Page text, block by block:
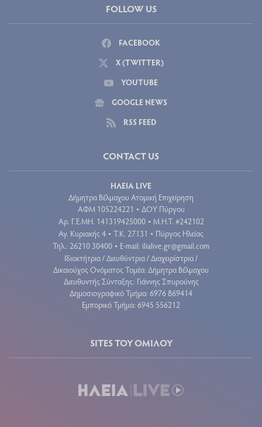
FOLLOW US
FACEBOOK
X (TWITTER)
YOUTUBE
GOOGLE NEWS
RSS FEED
CONTACT US
ΗΛΕΙΑ LIVE
Δήμητρα Βέλμαχου Ατομική Επιχείρηση
ΑΦΜ 105224221 • ΔΟΥ Πύργου
Aρ. Γ.Ε.ΜΗ. 141319425000 • Μ.Η.Τ. #242102
Αγ. Κυριακής 4 • Τ.Κ. 27131 • Πύργος Ηλείας
Τηλ.: 26210 30400 • E-mail: ilialive.gr@gmail.com
Ιδιοκτήτρια / Διευθύντρια / Διαχειρίστρια /
Δικαιούχος Ονόματος Τομέα: Δήμητρα Βέλμαχου
Διευθυντής Σύνταξης: Γιάννης Σπυρούνης
Δημοσιογραφικό Τμήμα: 6976 869414
Εμπορικό Τμήμα: 6945 556212
SITES ΤΟΥ ΟΜΙΛΟΥ